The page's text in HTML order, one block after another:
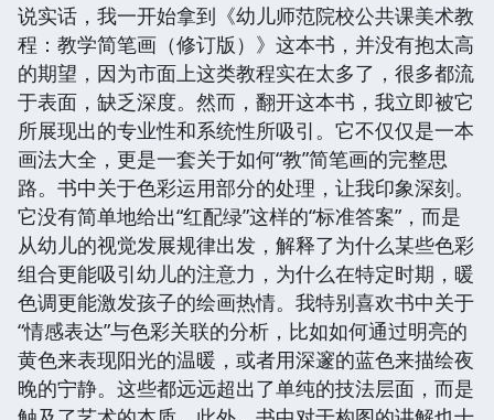
说实话，我一开始拿到《幼儿师范院校公共课美术教
程：教学简笔画（修订版）》这本书，并没有抱太高
的期望，因为市面上这类教程实在太多了，很多都流
于表面，缺乏深度。然而，翻开这本书，我立即被它
所展现出的专业性和系统性所吸引。它不仅仅是一本
画法大全，更是一套关于如何“教”简笔画的完整思
路。书中关于色彩运用部分的处理，让我印象深刻。
它没有简单地给出“红配绿”这样的“标准答案”，而是
从幼儿的视觉发展规律出发，解释了为什么某些色彩
组合更能吸引幼儿的注意力，为什么在特定时期，暖
色调更能激发孩子的绘画热情。我特别喜欢书中关于
“情感表达”与色彩关联的分析，比如如何通过明亮的
黄色来表现阳光的温暖，或者用深邃的蓝色来描绘夜
晚的宁静。这些都远远超出了单纯的技法层面，而是